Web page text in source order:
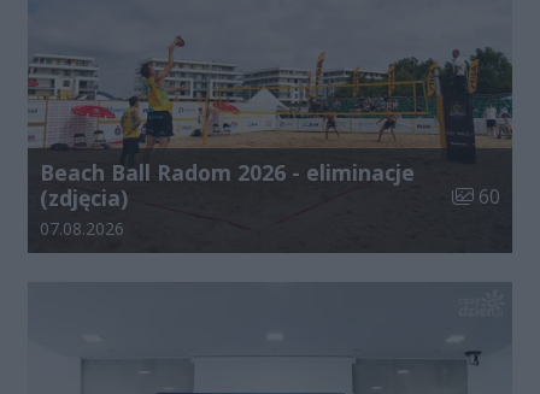
Beach Ball Radom 2026 - eliminacje
(zdjęcia)
Liczba
60
Data dodania galerii:
07.08.2026